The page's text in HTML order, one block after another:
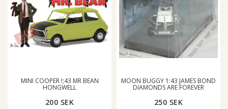
MINI COOPER !;43 MR BEAN
HONGWELL
200 SEK
MOON BUGGY 1:43 JAMES BOND
DIAMONDS ARE FOREVER
250 SEK